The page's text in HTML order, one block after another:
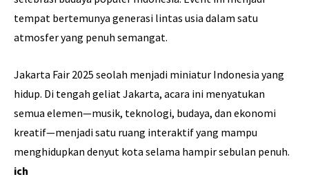
tempat bertemunya generasi lintas usia dalam satu
atmosfer yang penuh semangat.
Jakarta Fair 2025 seolah menjadi miniatur Indonesia yang
hidup. Di tengah geliat Jakarta, acara ini menyatukan
semua elemen—musik, teknologi, budaya, dan ekonomi
kreatif—menjadi satu ruang interaktif yang mampu
menghidupkan denyut kota selama hampir sebulan penuh.
ich